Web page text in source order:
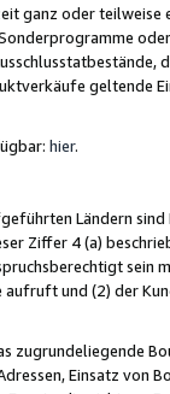
ganz oder
geltende
hier.
Ländern
Ziffer 4 (a)
sein
und (2) der
zugrundeliegende
Einsatz von